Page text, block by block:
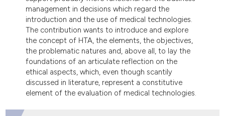
management in decisions which regard the
introduction and the use of medical technologies.
The contribution wants to introduce and explore
the concept of HTA, the elements, the objectives,
the problematic natures and, above all, to lay the
foundations of an articulate reflection on the
ethical aspects, which, even though scantily
discussed in literature, represent a constitutive
element of the evaluation of medical technologies.